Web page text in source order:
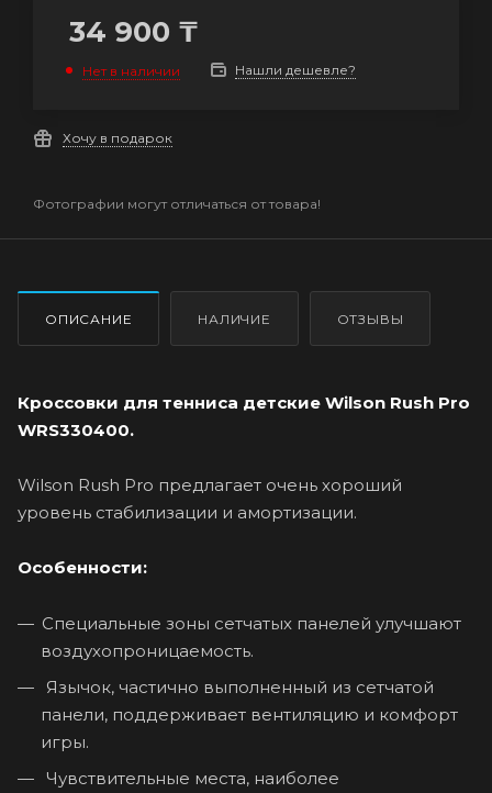
34 900 ₸
Нет в наличии Нашли дешевле?
Хочу в подарок
Фотографии могут отличаться от товара!
ОПИСАНИЕ НАЛИЧИЕ ОТЗЫВЫ
Кроссовки для тенниса детские Wilson Rush Pro
WRS330400.
Wilson Rush Pro предлагает очень хороший
уровень стабилизации и амортизации.
Особенности:
Специальные зоны сетчатых панелей улучшают
воздухопроницаемость.
Язычок, частично выполненный из сетчатой
панели, поддерживает вентиляцию и комфорт
игры.
Чувствительные места, наиболее